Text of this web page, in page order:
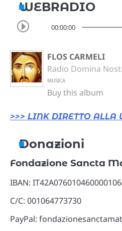
WEBRADIO
00:00:00
FLOS CARMELI
Radio Domina
MUSICA
Buy this album
>>> LINK DIRETTO ALLA
Donazioni
Fondazione Sancta
IBAN:
C/C: 001064773730
PayPal: